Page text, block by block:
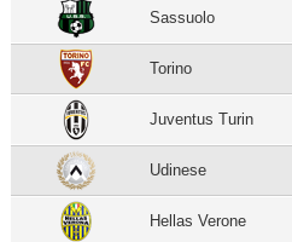
Sassuolo
Torino
Juventus Turin
Udinese
Hellas Verone